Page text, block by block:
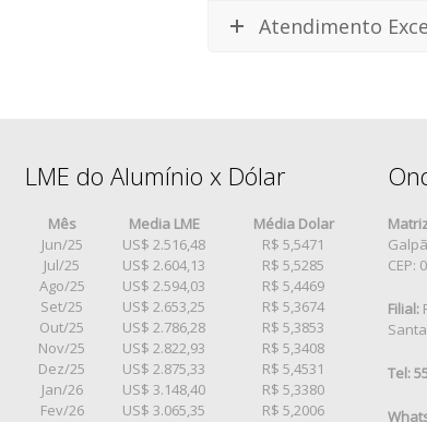
Atendimento
LME do Alumínio x Dólar
Mês Media LME
Média Dolar
Jun/25
US$ 2.516,48
R$ 5,5471
Jul/25
US$ 2.604,13
R$ 5,5285
Ago/25
US$ 2.594,03
R$ 5,4469
Set/25
US$ 2.653,25
R$ 5,3674
Out/25
US$ 2.786,28
R$ 5,3853
Nov/25
US$ 2.822,93
R$ 5,3408
Dez/25
US$ 2.875,33
R$ 5,4531
Jan/26
US$ 3.148,40
R$ 5,3380
Fev/26
US$ 3.065,35
R$ 5,2006
CEP:
Filial:
Tel: